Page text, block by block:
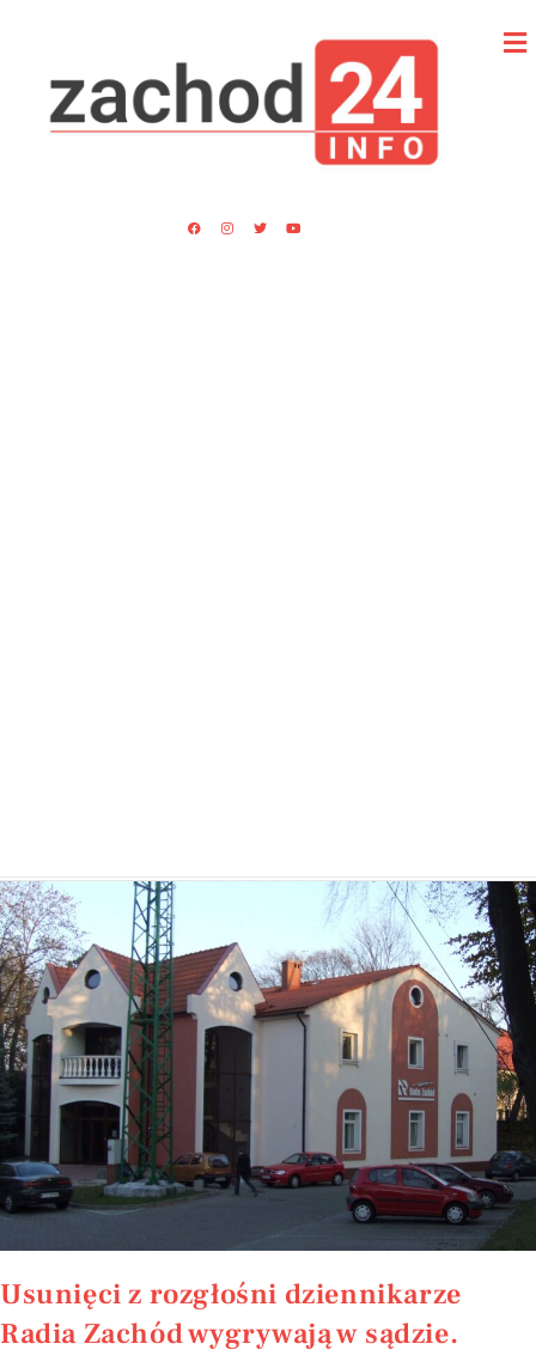
Usunięci z rozgłośni dziennikarze
Radia Zachód wygrywają w sądzie.